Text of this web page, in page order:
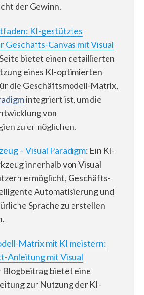
der Gewinn.
KI-gestütztes
Geschäfts-Canvas mit Visual
bietet einen detaillierten
eines KI-optimierten
die Geschäftsmodell-Matrix,
integriert ist, um die
von
zu ermöglichen.
– Visual Paradigm: Ein KI-
innerhalb von Visual
ermöglicht, Geschäfts-
Automatisierung und
Sprache zu erstellen
Matrix mit KI meistern:
Anleitung mit Visual
Blogbeitrag bietet eine
zur Nutzung der KI-